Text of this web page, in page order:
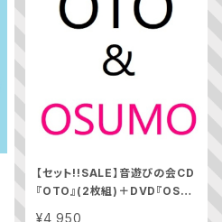
【セット!!SALE】音遊びの会CD
『OTO』(2枚組)＋DVD『OSU
¥4,950